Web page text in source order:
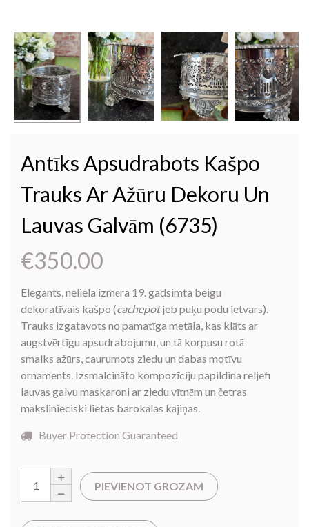
Antīks Apsudrabots Kašpo
Trauks Ar Ažūru Dekoru Un
Lauvas Galvām (6735)
€350.00
Elegants, neliela izmēra 19. gadsimta beigu
dekoratīvais kašpo (cachepotjeb puķu podu ietvars).
Trauks izgatavots no pamatīga metāla, kas klāts ar
augstvērtīgu apsudrabojumu, un tā korpusu rotā
smalks ažūrs, caurumots ziedu un dabas motīvu
ornaments. Izsmalcināto kompozīciju papildina reljefi
lauvas galvu maskaroni ar ziedu vītnēm un četras
mākslinieciski lietas barokālas kājiņas.
Buyer Protection Guaranteed
PIEVIENOT GROZAM